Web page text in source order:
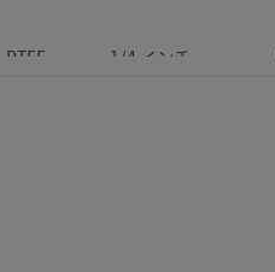
PTFE 1/4 インチ